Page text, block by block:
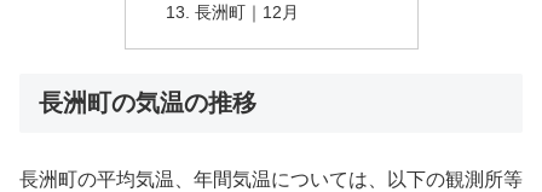
長洲町｜12月
長洲町の気温の推移
長洲町の平均気温、年間気温については、以下の観測所等